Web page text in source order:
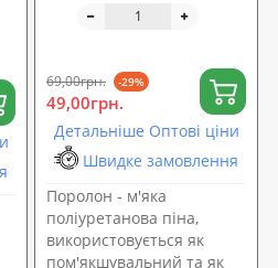
(sp-0032)
69,00грн. -29%
49,00грн.
Детальніше Оптові ціни
Швидке замовлення
Поролон - м'яка
поліуретанова піна,
використовується як
пом'якшувальний та як